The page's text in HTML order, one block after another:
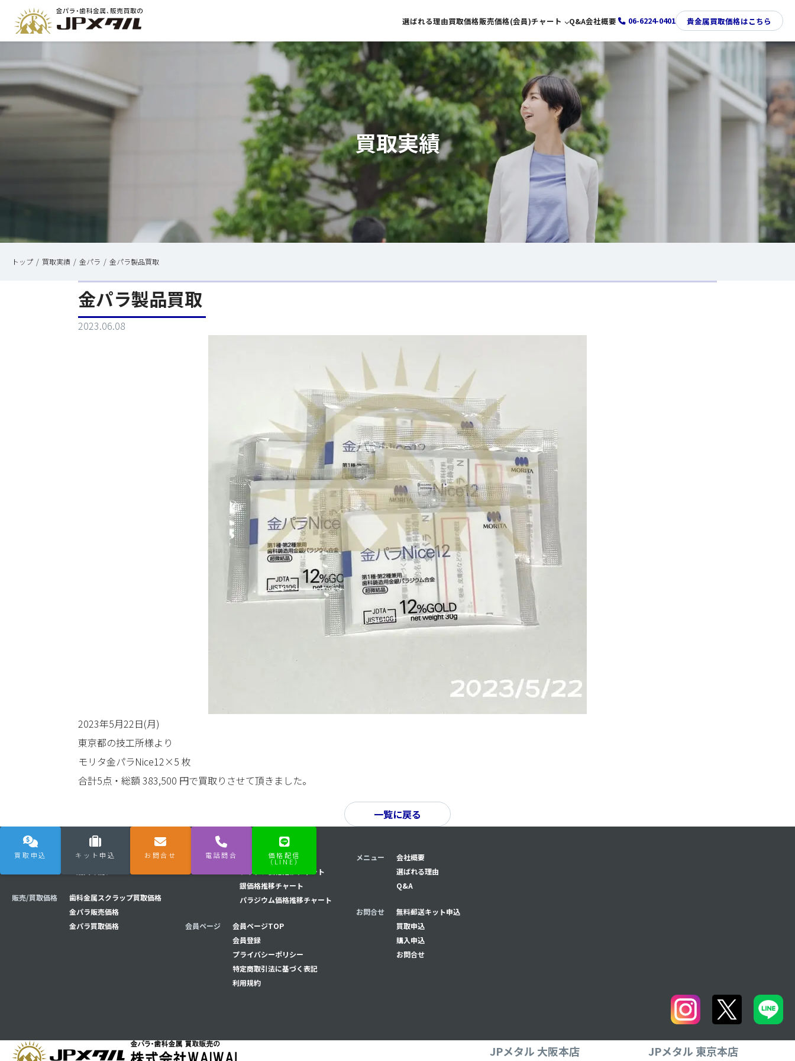
選ばれる理由買取価格販売価格(会員)チャート
金価格推移チャート
プラチナ価格推移チャート
銀価格推移チャート
パラジウム価格推移チャート
Q&A会社概要 06-6224-0401 貴金属買取価格はこちら
買取実績
トップ 買取実績 金パラ 金パラ製品買取
金パラ製品買取
2023.06.08
2023年5月22日(月)
東京都の技工所様より
モリタ金パラNice12×5 枚
合計5点・総額 383,500 円で買取りさせて頂きました。
一覧に戻る
買取申込 キット申込 お問合せ 電話問合 価格配信
（LINE）
購入/買取の流れ
買取の流れ
販売/買取価格
歯科金属スクラップ買取価格
金パラ販売価格
金パラ買取価格
相場チャート
金価格推移チャート
プラチナ価格推移チャート
銀価格推移チャート
パラジウム価格推移チャート
会員ページ
会員ページTOP
会員登録
プライバシーポリシー
特定商取引法に基づく表記
利用規約
メニュー
会社概要
選ばれる理由
Q&A
お問合せ
無料郵送キット申込
買取申込
購入申込
お問合せ
JPメタル 大阪本店 JPメタル 東京本店